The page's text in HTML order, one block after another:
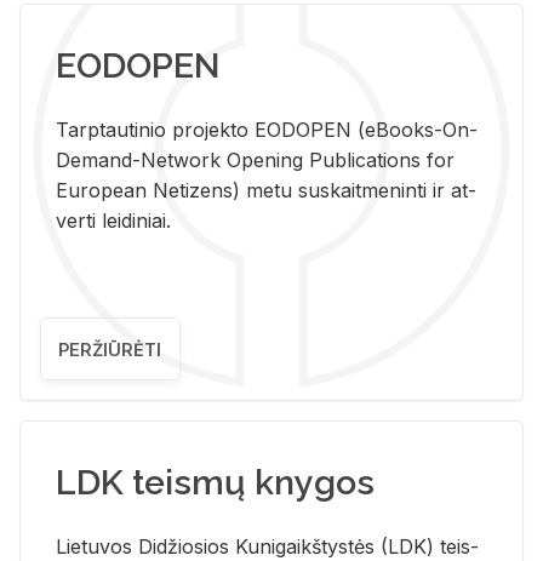
EODOPEN
Tarp­tau­ti­nio pro­jek­to EO­DO­PEN (eBo­oks-On-
De­mand-Ne­twork Ope­ning Pub­li­ca­tions for
Eu­ro­pe­an Ne­ti­zens) metu su­skait­me­nin­ti ir at­
ver­ti lei­di­niai.
PERŽIŪRĖTI
LDK teismų knygos
Lie­tu­vos Di­džio­sios Ku­ni­gaikš­tys­tės (LDK) teis­